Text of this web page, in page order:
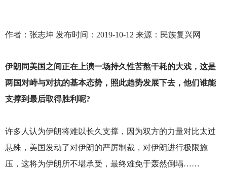
作者：张志坤 发布时间：2019-10-12 来源：民族复兴网
伊朗同美国之间正在上演一场持久性苦熬干耗的大戏，这是
两国对峙与对抗的基本态势，照此趋势发展下去，他们谁能
支撑到最后取得胜利呢?
许多人认为伊朗将难以长久支撑，因为双方的力量对比太过
悬殊，美国发动了对伊朗的严厉制裁，对伊朗进行极限施
压，这将为伊朗所不堪承受，最终难免于轰然倒塌……